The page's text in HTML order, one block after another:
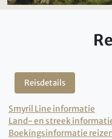
Reisdetails
Smyril Line informatie
Land- en streek
Boekingsinformatie